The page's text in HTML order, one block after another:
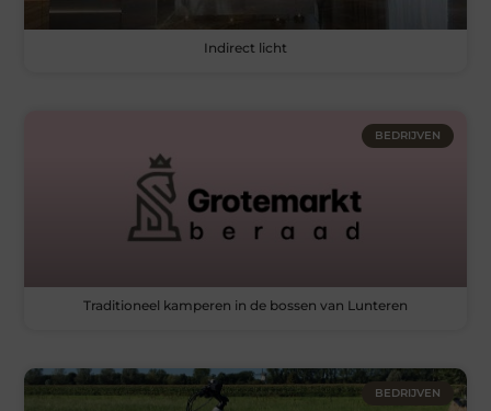
Indirect licht
BEDRIJVEN
Traditioneel kamperen in de bossen van Lunteren
BEDRIJVEN